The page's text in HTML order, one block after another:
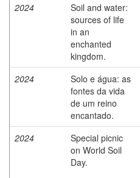
2024
Soil and water:
sources of life
in an
enchanted
kingdom.
2024
Solo e água: as
fontes da vida
de um reino
encantado.
2024
Special picnic
on World Soil
Day.